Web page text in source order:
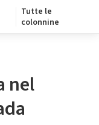
Tutte le
colonnine
nel